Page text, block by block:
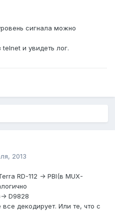
сигнала можно
и увидеть лог.
2013
RD-112 -> PBI(в MUX-
> D9828
декодирует. Или те, что с